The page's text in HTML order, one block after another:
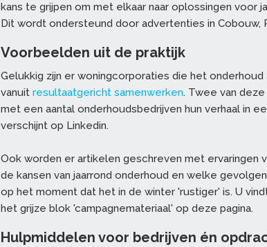
kans te grijpen om met elkaar naar oplossingen voor
Dit wordt ondersteund door advertenties in Cobouw,
Voorbeelden uit de praktijk
Gelukkig zijn er woningcorporaties die het onderhoud
vanuit resultaatgericht samenwerken. Twee van
met een aantal onderhoudsbedrijven hun verhaal in
verschijnt op Linkedin.
Ook worden er artikelen geschreven met ervaringen
de kansen van jaarrond onderhoud en welke
op het moment dat het in de winter 'rustiger' is. U
het grijze blok 'campagnemateriaal' op deze pagina.
Hulpmiddelen voor bedrijven én